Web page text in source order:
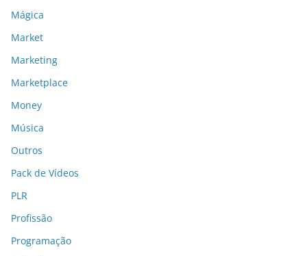
Mágica
Market
Marketing
Marketplace
Money
Música
Outros
Pack de Vídeos
PLR
Profissão
Programação